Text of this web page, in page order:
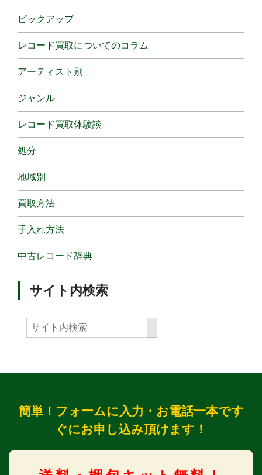
ピックアップ
レコード買取についてのコラム
アーティスト別
ジャンル
レコード買取体験談
処分
地域別
買取方法
手入れ方法
中古レコード辞典
サイト内検索
簡単！フォームに入力・お電話一本です
ぐにお申し込み頂けます！